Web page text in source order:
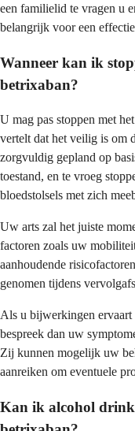
een familielid te vragen u
belangrijk voor een
Wanneer kan ik
betrixaban?
U mag pas stoppen met
vertelt dat het veilig is om
zorgvuldig gepland op
toestand, en te vroeg
bloedstolsels met zich
Uw arts zal het juiste
factoren zoals uw
aanhoudende
genomen tijdens
Als u bijwerkingen ervaart
bespreek dan uw
Zij kunnen mogelijk uw
aanreiken om eventuele
Kan ik alcohol